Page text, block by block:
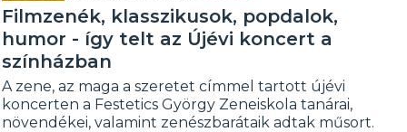
Filmzenék, klasszikusok, popdalok,
humor - így telt az Újévi koncert a
színházban
A zene, az maga a szeretet címmel tartott újévi
koncerten a Festetics György Zeneiskola tanárai,
növendékei, valamint zenészbarátaik adtak műsort.